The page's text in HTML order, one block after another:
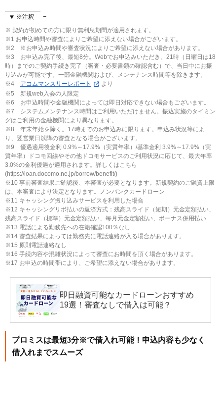
※注釈
※ 契約が初めての方に限り無利息期間が適用されます。
※1 お申込時間や審査によりご希望に添えない場合がございます。
※2 ※お申込み時間や審査状況によりご希望に添えない場合があります。
※3 お申込み完了後、最短8分。Webでお申込みいただき、21時（日曜日は18
時）までのご契約手続き完了（審査・必要書類の確認含む）で、当日中にお振
り込みが可能です。一部金融機関および、メンテナンス時間等を除きます。
※4 アコムマンスリーレポート
より
※5 新規web入会の人限定
※6 お申込時間や金融機関によっては即日対応できない場合もございます。
※7 システムメンテナンス時間はご利用いただけません。振込実施のタイミン
グはご利用の金融機関により異なります。
※8 年末年始を除く。17時までのお申込みに限ります。申込み状況等によ
り、翌営業日以降の審査となる場合がございます。
※9 優遇適用後金利 0.9%～17.9%（実質年率）/基準金利 3.9%～17.9%（実
質年率）ドコモ回線やその他ドコモサービスのご利用状況に応じて、最大年率
3.0%の金利優遇が適用されます。詳しくはこちら
(https://loan.docomo.ne.jp/borrow/benefit/)
※10 事前審査結果ご確認後、本審査が必要となります。新規契約のご融資上限
は、本審査により決定となります。ノンバンクカードローン
※11 キャッシング振り込みサービスを利用した場合
※12 キャッシングリボ払いの返済方式：残高スライド（短期）元金定額払い、
残高スライド（標準）元金定額払い、毎月元金定額払い、ボーナス併用払い
※13 電話による勤務先への在籍確認100％なし
※14 審査結果によっては勤務先に電話連絡が入る場合があります。
※15 原則電話連絡なし
※16 手続内容や混雑状況によって審査にお時間を頂く場合があります。
※17 お申込の時間帯により、ご希望に添えない場合があります。
即日融資可能なカードローンおすすめ
19選！審査なしで借入は可能？
プロミスは最短3分※で借入れ可能！申込内容も少なく
借入れまでスムーズ